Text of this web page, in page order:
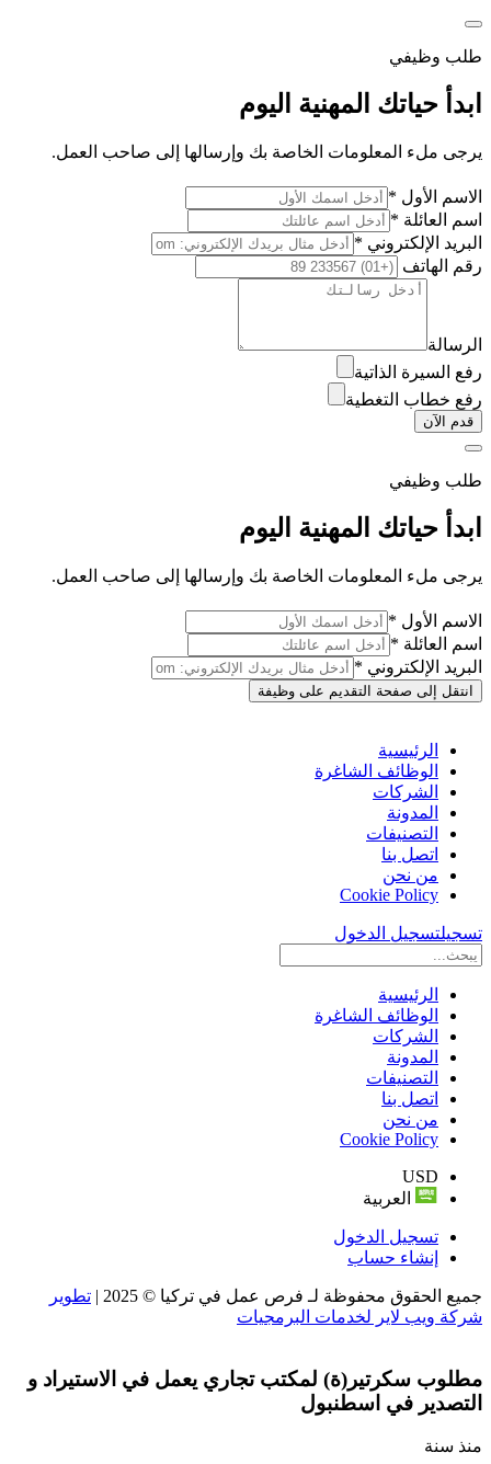
طلب وظيفي
ابدأ حياتك المهنية اليوم
يرجى ملء المعلومات الخاصة بك وإرسالها إلى صاحب العمل.
الاسم الأول *
اسم العائلة *
البريد الإلكتروني *
رقم الهاتف
الرسالة
رفع السيرة الذاتية
رفع خطاب التغطية
قدم الآن
طلب وظيفي
ابدأ حياتك المهنية اليوم
يرجى ملء المعلومات الخاصة بك وإرسالها إلى صاحب العمل.
الاسم الأول *
اسم العائلة *
البريد الإلكتروني *
انتقل إلى صفحة التقديم على وظيفة
الرئيسية
الوظائف الشاغرة
الشركات
المدونة
التصنيفات
اتصل بنا
من نحن
Cookie Policy
تسجيلتسجيل الدخول
الرئيسية
الوظائف الشاغرة
الشركات
المدونة
التصنيفات
اتصل بنا
من نحن
Cookie Policy
USD
العربية
تسجيل الدخول
إنشاء حساب
جميع الحقوق محفوظة لـ فرص عمل في تركيا © 2025 |
تطوير
شركة ويب لاير لخدمات البرمجيات
مطلوب سكرتير(ة) لمكتب تجاري يعمل في الاستيراد و
التصدير في اسطنبول
منذ سنة